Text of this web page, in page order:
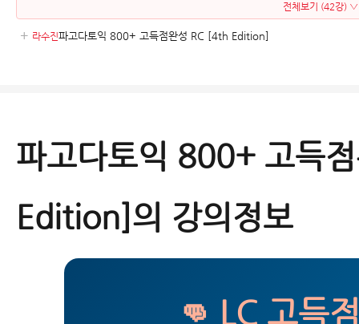
전체보기 (42강) ▽
+ 라수진파고다토익 800+ 고득점완성 RC [4th Edition]
[PART 5] 시제
파고다토익 800+ 고득
Edition]의 강의정보
👊 LC 고득